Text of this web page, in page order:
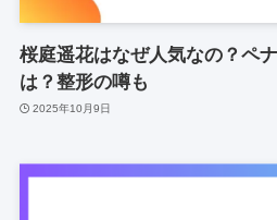
桜庭遥花はなぜ人気なの？ペ
は？整形の噂も
2025年10月9日